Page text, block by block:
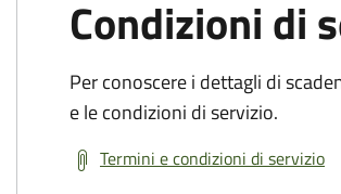
Condizioni di
Per conoscere i dettagli di
e le condizioni di servizio.
Termini e condizioni di servizio